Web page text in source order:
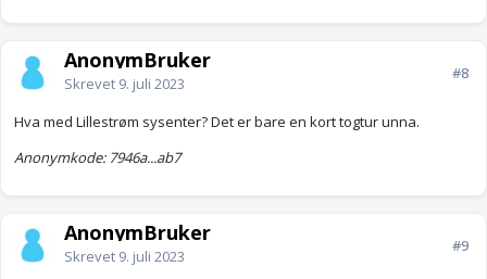
AnonymBruker
Skrevet 9. juli 2023
#8
Hva med Lillestrøm sysenter? Det er bare en kort togtur unna.
Anonymkode: 7946a...ab7
AnonymBruker
Skrevet 9. juli 2023
#9